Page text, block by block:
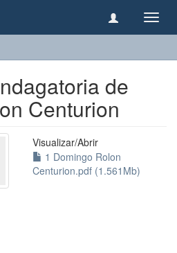
de
Centurion
Visualizar/Abrir
1 Domingo Rolon
Centurion.pdf (1.561Mb)